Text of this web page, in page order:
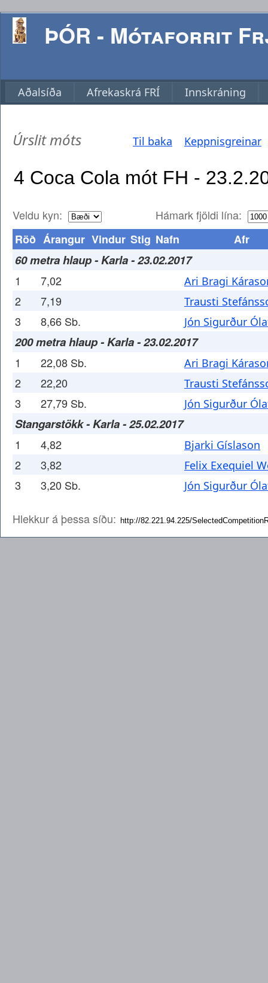
ÞÓR - Mótaforrit
Aðalsíða Afrekaskrá FRÍ Innskráning
Úrslit móts Til baka Keppnisgreinar
Veldu kyn:
Hámark fjöldi lína:
Röð Árangur Vindur Stig Nafn Afr
60 metra hlaup - Karla - 23.02.2017
1 7,02 Ari Bragi
2 7,19 Trausti
3 8,66 Sb. Jón Sigurður
200 metra hlaup - Karla - 23.02.2017
1 22,08 Sb. Ari Bragi
2 22,20 Trausti
3 27,79 Sb. Jón Sigurður
Stangarstökk - Karla - 25.02.2017
1 4,82 Bjarki Gíslason
2 3,82 Felix Exequiel
3 3,20 Sb. Jón Sigurður
Hlekkur á þessa síðu: